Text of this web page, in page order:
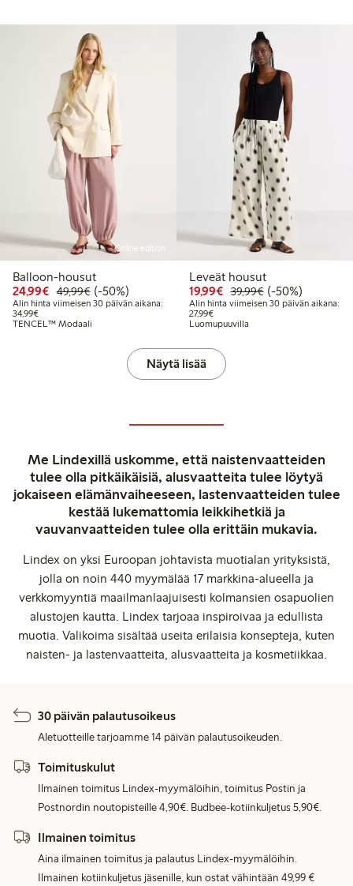
Online edition
Balloon-housut
24,99€ Alennettu hinta: 24,99 €
49,99€Normaalihinta: 49,99 €
50% alennus
(-50%)
Alin hinta viimeisen 30 päivän aikana:
34,99€Alin hinta viimeisen 30 päivän aikana: 34,99 €
TENCEL™ Modaali
Leveät housut
19,99€ Alennettu hinta: 19,99
39,99€Normaalihinta:
50% alennus
(-50%)
Alin hinta viimeisen 30 päivän aikana:
27,99€Alin hinta viimeisen 30 päivän
Luomupuuvilla
Näytä lisää
Me Lindexillä uskomme, että naistenvaatteiden
tulee olla pitkäikäisiä, alusvaatteita tulee löytyä
jokaiseen elämänvaiheeseen, lastenvaatteiden tulee
kestää lukemattomia leikkihetkiä ja
vauvanvaatteiden tulee olla erittäin mukavia.
Lindex on yksi Euroopan johtavista muotialan yrityksistä,
jolla on noin 440 myymälää 17 markkina-alueella ja
verkkomyyntiä maailmanlaajuisesti kolmansien osapuolien
alustojen kautta. Lindex tarjoaa inspiroivaa ja edullista
muotia. Valikoima sisältää useita erilaisia konsepteja, kuten
naisten- ja lastenvaatteita, alusvaatteita ja kosmetiikkaa.
30 päivän palautusoikeus
Aletuotteille tarjoamme 14 päivän palautusoikeuden.
Toimituskulut
Ilmainen toimitus Lindex-myymälöihin, toimitus Postin ja
Postnordin noutopisteille 4,90€. Budbee-kotiinkuljetus 5,90€.
Ilmainen toimitus
Aina ilmainen toimitus ja palautus Lindex-myymälöihin.
Ilmainen kotiinkuljetus jäsenille, kun ostat vähintään 49,99 €